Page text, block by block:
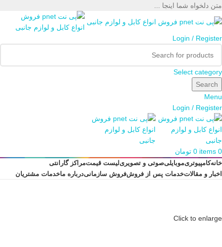
متن دلخواه شما اینجا ...
Login / Register
Select category
Search
Menu
Login / Register
0
items
0 تومان
خانهکامپیوتریموبایلیصوتی و تصویریلیست قیمتمراکز گارانتی
اخبار و مقالاتخدمات پس از فروشفروش سازمانیدرباره ماخدمات مشتریان
Click to enlarge